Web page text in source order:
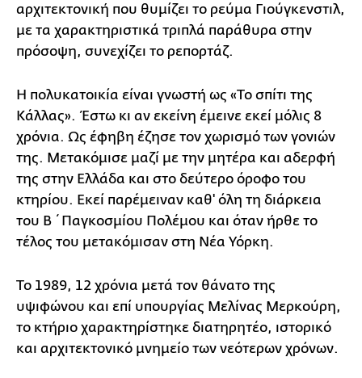
αρχιτεκτονική που θυμίζει το ρεύμα Γιούγκενστιλ,
με τα χαρακτηριστικά τριπλά παράθυρα στην
πρόσοψη, συνεχίζει το ρεπορτάζ.
Η πολυκατοικία είναι γνωστή ως «Το σπίτι της
Κάλλας». Έστω κι αν εκείνη έμεινε εκεί μόλις 8
χρόνια. Ως έφηβη έζησε τον χωρισμό των γονιών
της. Μετακόμισε μαζί με την μητέρα και αδερφή
της στην Ελλάδα και στο δεύτερο όροφο του
κτηρίου. Εκεί παρέμειναν καθ' όλη τη διάρκεια
του Β΄ Παγκοσμίου Πολέμου και όταν ήρθε το
τέλος του μετακόμισαν στη Νέα Υόρκη.
Το 1989, 12 χρόνια μετά τον θάνατο της
υψιφώνου και επί υπουργίας Μελίνας Μερκούρη,
το κτήριο χαρακτηρίστηκε διατηρητέο, ιστορικό
και αρχιτεκτονικό μνημείο των νεότερων χρόνων.